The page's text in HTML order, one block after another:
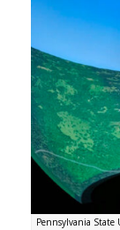
Pennsylvania